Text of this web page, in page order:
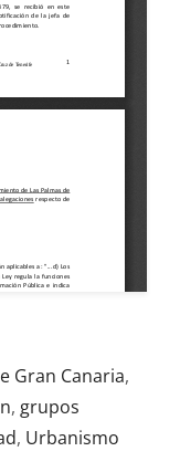
Gran Canaria,
, grupos
, Urbanismo